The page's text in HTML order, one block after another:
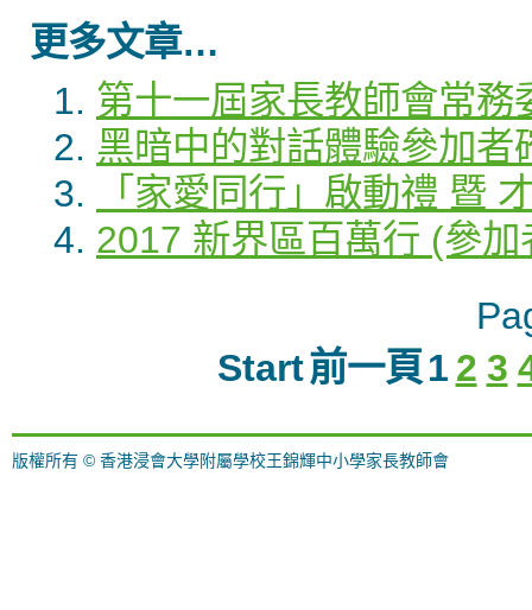
更多文章…
第十一屆家長教師會常
黑暗中的對話體驗參加者
「家愛同行」啟動禮 暨
2017 新界區百萬行 (參
Start前一頁 1 2 3
版權所有 © 香港浸會大學附屬學校王錦輝中小學家長教師會